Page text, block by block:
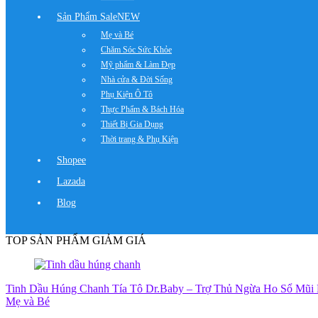
Sản Phẩm SaleNEW
Mẹ và Bé
Chăm Sóc Sức Khỏe
Mỹ phẩm & Làm Đẹp
Nhà cửa & Đời Sống
Phụ Kiện Ô Tô
Thực Phẩm & Bách Hóa
Thiết Bị Gia Dụng
Thời trang & Phụ Kiện
Shopee
Lazada
Blog
TOP SẢN PHẨM GIẢM GIÁ
Tinh Dầu Húng Chanh Tía Tô Dr.Baby – Trợ Thủ Ngừa Ho Sổ
Mẹ và Bé